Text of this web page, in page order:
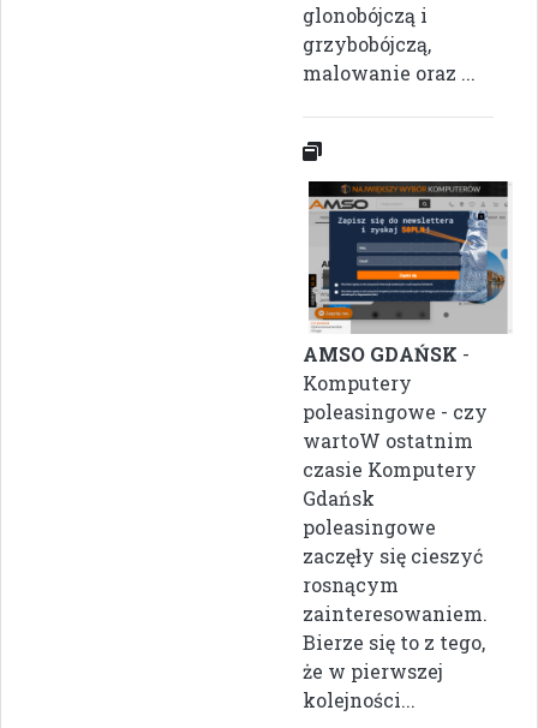
glonobójczą i
grzybobójczą,
malowanie oraz ...
AMSO GDAŃSK -
Komputery
poleasingowe - czy
wartoW ostatnim
czasie Komputery
Gdańsk
poleasingowe
zaczęły się cieszyć
rosnącym
zainteresowaniem.
Bierze się to z tego,
że w pierwszej
kolejności...